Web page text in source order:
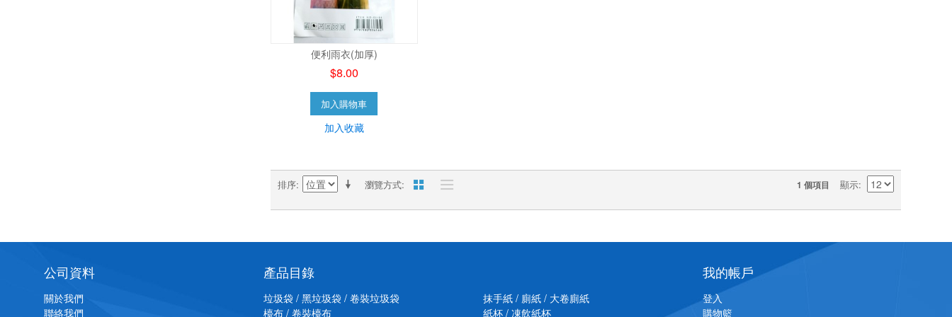
便利雨衣(加厚)
$8.00
加入購物車
加入收藏
瀏覽方式
排序 1 個項目 顯示
公司資料
關於我們
聯絡我們
產品目錄
垃圾袋 / 黑垃圾袋 / 卷裝垃圾袋
抹手紙 / 廁紙 / 大卷廁紙
檯布 / 卷裝檯布
紙杯 / 凍飲紙杯
我的帳戶
登入
購物籃